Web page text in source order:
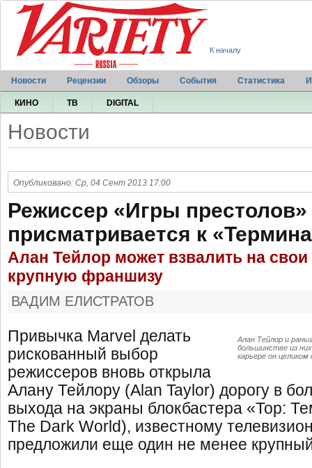
К началу
Новости Рецензии Обзоры События Статистика
КИНО ТВ DIGITAL
Новости
Опубликовано: Ср, 04 Сент 2013 17:00
Режиссер «Игры престолов»
присматривается к
Алан Тейлор может взвалить на
крупную франшизу
ВАДИМ ЕЛИСТРАТОВ
Алан Тейлор и
большинстве из
карьере он
Привычка Marvel делать
рискованный выбор
режиссеров вновь открыла
Алану Тейлору (Alan Taylor) дорогу в
выхода на экраны блокбастера «Тор:
The Dark World), известному
предложили еще один не менее